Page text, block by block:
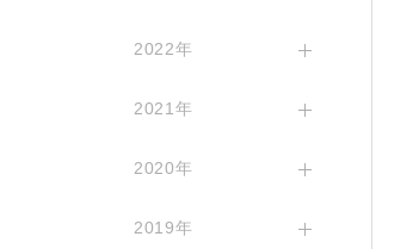
2022年
2021年
2020年
2019年